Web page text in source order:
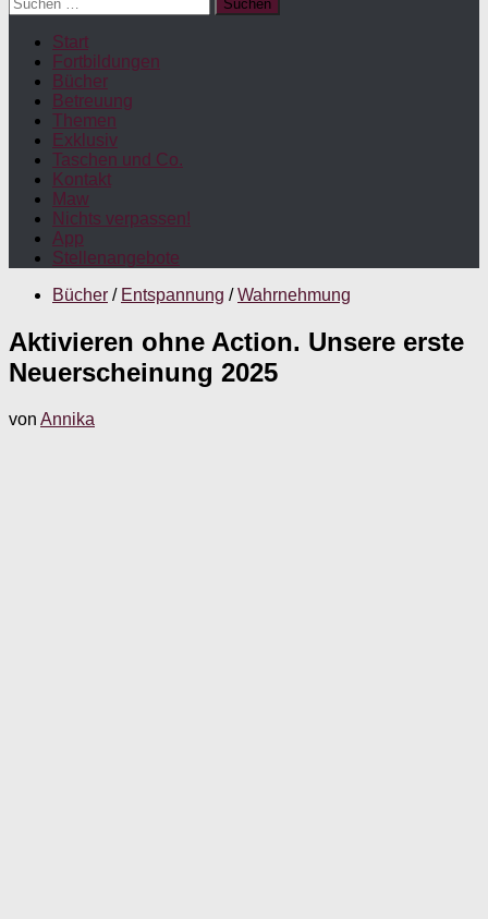
nach:
Start
Fortbildungen
Bücher
Betreuung
Themen
Exklusiv
Taschen und Co.
Kontakt
Maw
Nichts verpassen!
App
Stellenangebote
Bücher / Entspannung / Wahrnehmung
Aktivieren ohne Action. Unsere erste
Neuerscheinung 2025
von Annika